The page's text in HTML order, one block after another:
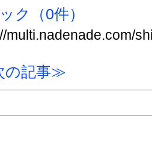
ク （0件）
multi.nadenade.com/
の記事